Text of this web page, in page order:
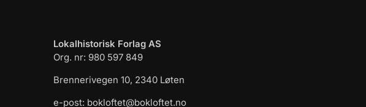
Lokalhistorisk Forlag AS
Org. nr: 980 597 849
Brennerivegen 10, 2340 Løten
e-post: bokloftet@bokloftet.no